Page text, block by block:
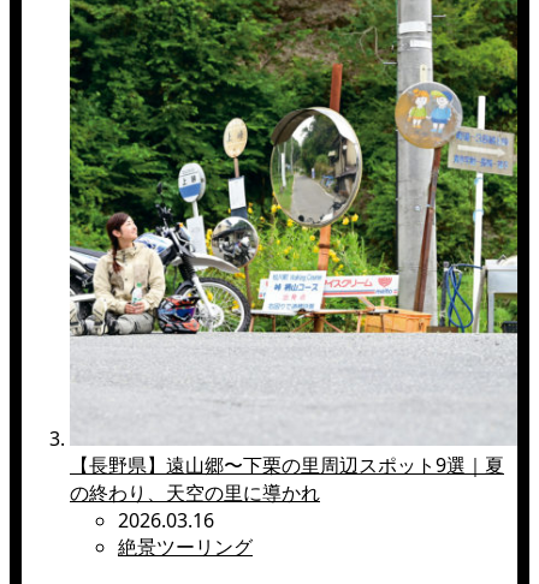
【長野県】遠山郷〜下栗の里周辺スポット9選｜夏
の終わり、天空の里に導かれ
2026.03.16
絶景ツーリング